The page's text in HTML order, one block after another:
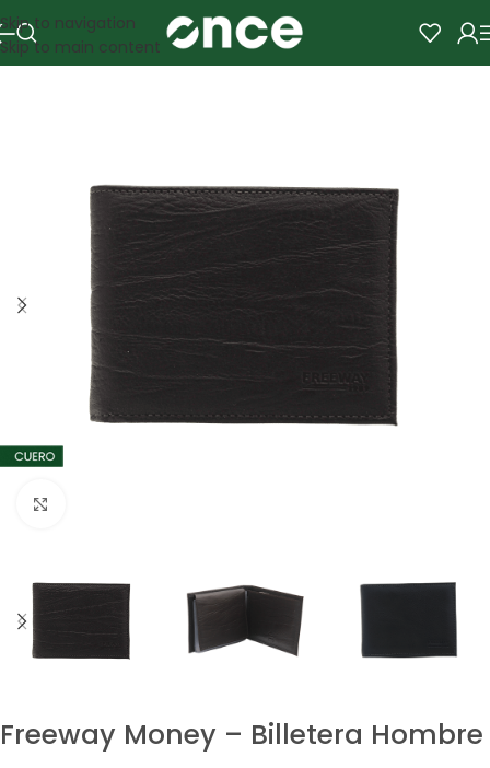
Skip to navigation
Skip to main content
Freeway Money – Billetera Hombre